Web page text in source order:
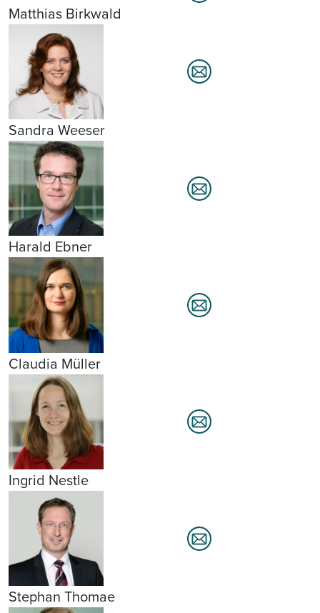
Matthias Birkwald
Sandra Weeser
Harald Ebner
Claudia Müller
Ingrid Nestle
Stephan Thomae